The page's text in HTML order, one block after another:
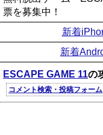
票を募集中！
新着
新着
ESCAPE GAME 11の
コメント検索・投稿フォーム